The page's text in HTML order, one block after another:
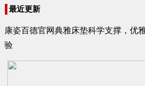
最近更新
康姿百德官网典雅床垫科学支撑，优
验